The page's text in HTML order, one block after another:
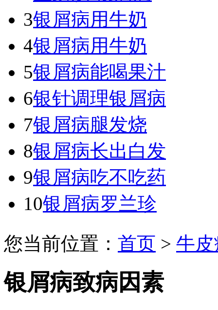
3银屑病用牛奶
4银屑病用牛奶
5银屑病能喝果汁
6银针调理银屑病
7银屑病腿发烧
8银屑病长出白发
9银屑病吃不吃药
10银屑病罗兰珍
您当前位置： 首页 > 牛
银屑病致病因素